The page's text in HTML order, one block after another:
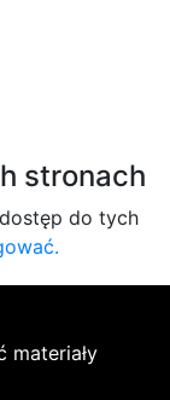
stronach
do tych
materiały